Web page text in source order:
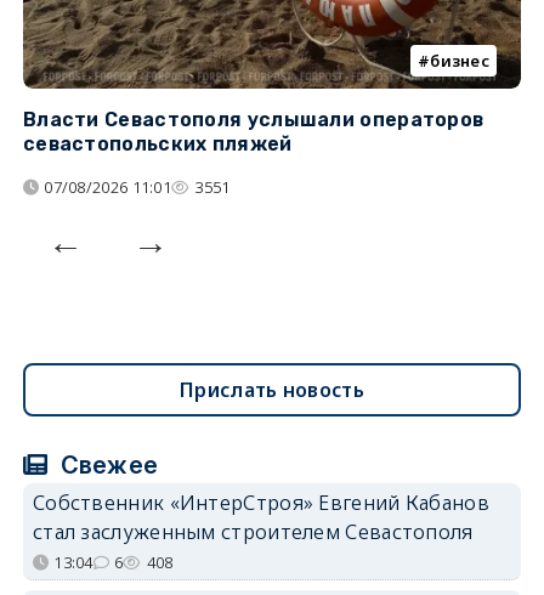
бизнес
Власти Севастополя услышали операторов
севастопольских пляжей
07/08/2026 11:01 3551
Прислать новость
Свежее
Собственник «ИнтерСтроя» Евгений Кабанов
стал заслуженным строителем Севастополя
13:04 6 408